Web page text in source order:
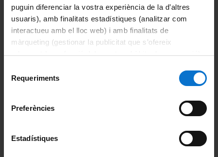
puguin diferenciar la vostra experiència de la d’altres
usuaris), amb finalitats estadístiques (analitzar com
interactueu amb el lloc web) i amb finalitats de
màrqueting (gestionar la publicitat que s’ofereix
adequant-la en funció dels vostres hàbits de navegació).
consultar laPolítica de galetes del lloc web de la
Requeriments
Preferències
Estadístiques
Informació del màster
Accions de suport i d'orientació
Avaluació
Representació de l'alumnat